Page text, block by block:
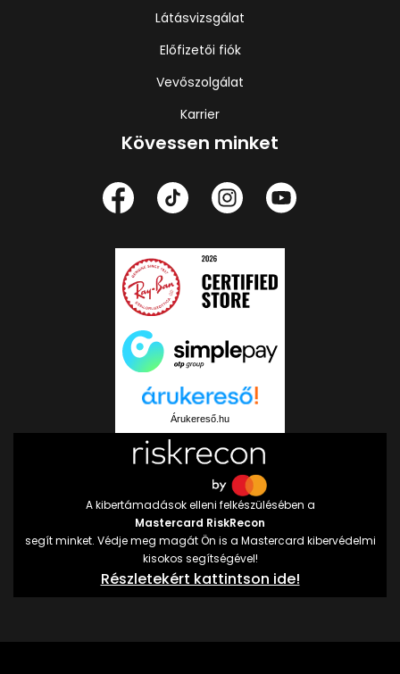
Látásvizsgálat
Előfizetői fiók
Vevőszolgálat
Karrier
Kövessen minket
Árukereső.hu
A kibertámadások elleni felkészülésében a
Mastercard RiskRecon
segít minket. Védje meg magát Ön is a Mastercard kibervédelmi
kisokos segítségével!
Részletekért kattintson ide!